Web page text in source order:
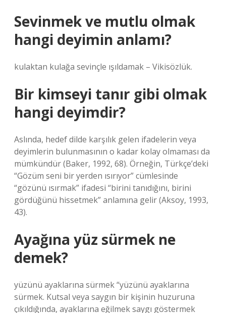
Sevinmek ve mutlu olmak
hangi deyimin anlamı?
kulaktan kulağa sevinçle ışıldamak – Vikisözlük.
Bir kimseyi tanır gibi olmak
hangi deyimdir?
Aslında, hedef dilde karşılık gelen ifadelerin veya
deyimlerin bulunmasının o kadar kolay olmaması da
mümkündür (Baker, 1992, 68). Örneğin, Türkçe’deki
“Gözüm seni bir yerden ısırıyor” cümlesinde
“gözünü ısırmak” ifadesi “birini tanıdığını, birini
gördüğünü hissetmek” anlamına gelir (Aksoy, 1993,
43).
Ayağına yüz sürmek ne
demek?
yüzünü ayaklarına sürmek “yüzünü ayaklarına
sürmek. Kutsal veya saygın bir kişinin huzuruna
çıkıldığında, ayaklarına eğilmek saygı göstermek